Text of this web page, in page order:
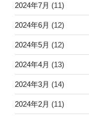
2024年7月 (11)
2024年6月 (12)
2024年5月 (12)
2024年4月 (13)
2024年3月 (14)
2024年2月 (11)